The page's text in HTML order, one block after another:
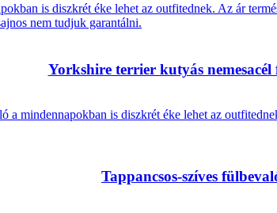
is diszkrét éke lehet az outfitednek. Az ár
nem tudjuk garantálni.
Yorkshire terrier kutyás nemesacél
mindennapokban is diszkrét éke lehet az
Tappancsos-szíves